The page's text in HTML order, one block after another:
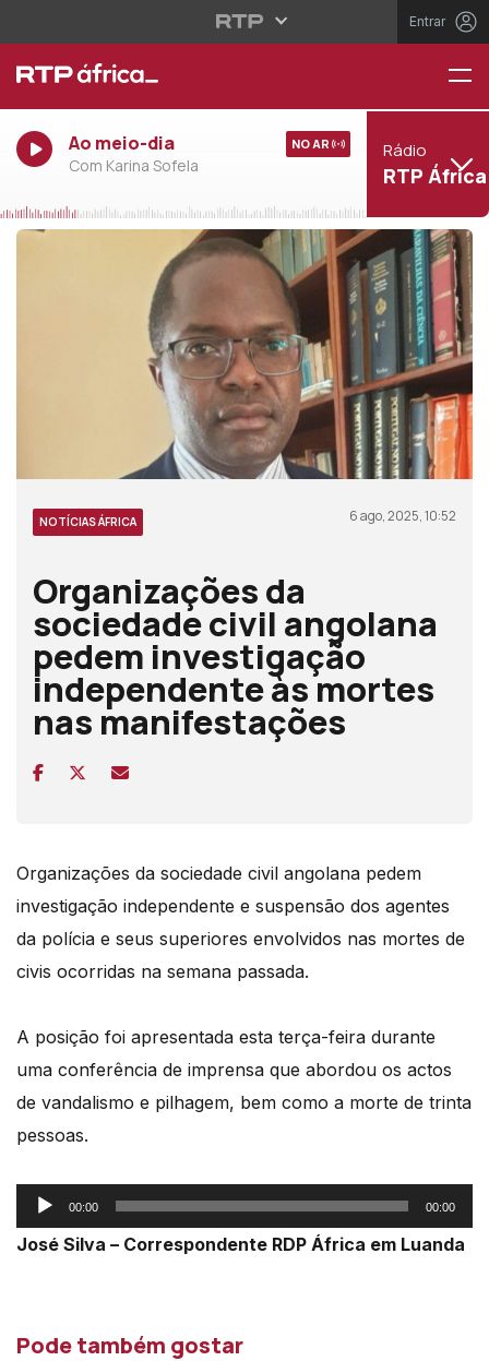
Entrar
Ao meio-dia
Com Karina Sofela
NO AR Rádio
RTP África
NOTÍCIAS ÁFRICA 6 ago, 2025, 10:52
Organizações da
sociedade civil angolana
pedem investigação
independente às mortes
nas manifestações
Organizações da sociedade civil angolana pedem
investigação independente e suspensão dos agentes
da polícia e seus superiores envolvidos nas mortes de
civis ocorridas na semana passada.
A posição foi apresentada esta terça-feira durante
uma conferência de imprensa que abordou os actos
de vandalismo e pilhagem, bem como a morte de trinta
pessoas.
Reprodutor
de
00:00 00:00
José Silva – Correspondente RDP África em Luanda
Pode também gostar